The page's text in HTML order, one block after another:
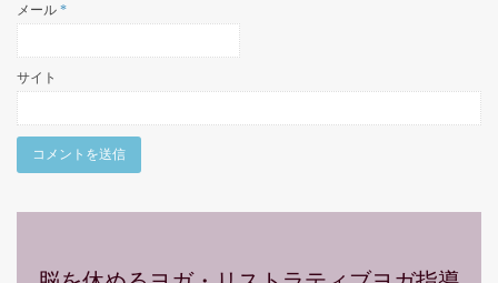
メール *
サイト